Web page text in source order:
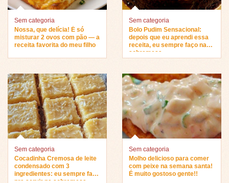
Sem categoria
Nossa, que delícia! É só
misturar 2 ovos com pão — a
receita favorita do meu filho
Sem categoria
Bolo Pudim Sensacional:
depois que eu aprendi essa
receita, eu sempre faço na
sobremesa…
Sem categoria
Cocadinha Cremosa de leite
condensado com 3
ingredientes: eu sempre faço
pra servir na sobremesa…
Sem categoria
Molho delicioso para comer
com peixe na semana santa!
É muito gostoso gente!!